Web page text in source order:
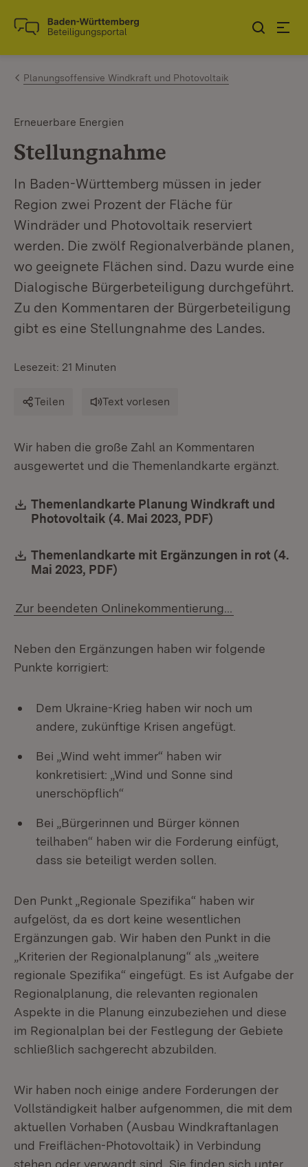
Zum Inhalt springen
Link zur Startseite
Planungsoffensive Windkraft und Photovoltaik
Erneuerbare Energien
Stellungnahme
In Baden-Württemberg müssen in jeder
Region zwei Prozent der Fläche für
Windräder und Photovoltaik reserviert
werden. Die zwölf Regionalverbände planen,
wo geeignete Flächen sind. Dazu wurde eine
Dialogische Bürgerbeteiligung durchgeführt.
Zu den Kommentaren der Bürgerbeteiligung
gibt es eine Stellungnahme des Landes.
Lesezeit: 21 Minuten
Teilen Text vorlesen
Wir haben die große Zahl an Kommentaren
ausgewertet und die Themenlandkarte ergänzt.
Download:
Themenlandkarte Planung Windkraft und
Photovoltaik (4. Mai 2023, PDF)
Download:
Themenlandkarte mit Ergänzungen in rot (4.
Mai 2023, PDF)
Zur beendeten Onlinekommentierung...
Neben den Ergänzungen haben wir folgende
Punkte korrigiert:
Dem Ukraine-Krieg haben wir noch um
andere, zukünftige Krisen angefügt.
Bei „Wind weht immer“ haben wir
konkretisiert: „Wind und Sonne sind
unerschöpflich“
Bei „Bürgerinnen und Bürger können
teilhaben“ haben wir die Forderung einfügt,
dass sie beteiligt werden sollen.
Den Punkt „Regionale Spezifika“ haben wir
aufgelöst, da es dort keine wesentlichen
Ergänzungen gab. Wir haben den Punkt in die
„Kriterien der Regionalplanung“ als „weitere
regionale Spezifika“ eingefügt. Es ist Aufgabe der
Regionalplanung, die relevanten regionalen
Aspekte in die Planung einzubeziehen und diese
im Regionalplan bei der Festlegung der Gebiete
schließlich sachgerecht abzubilden.
Wir haben noch einige andere Forderungen der
Vollständigkeit halber aufgenommen, die mit dem
aktuellen Vorhaben (Ausbau Windkraftanlagen
und Freiflächen-Photovoltaik) in Verbindung
stehen oder verwandt sind. Sie finden sich unter